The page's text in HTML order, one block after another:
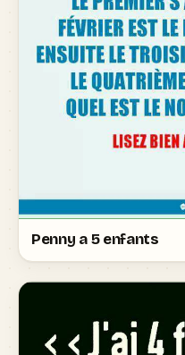
Penny a 5 enfants